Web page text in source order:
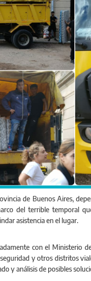
de Buenos Aires,
del terrible temporal
asistencia en el lugar.
con el Ministerio
y otros distritos
y análisis de posibles